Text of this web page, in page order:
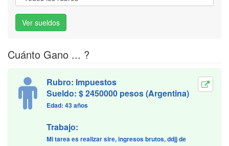
Cuánto Gano ... ?
Rubro: Impuestos
Sueldo: $ 2450000 pesos (Argentina)
Edad: 43 años
Trabajo:
Mi tarea es realizar sire, ingresos brutos, ddjj de